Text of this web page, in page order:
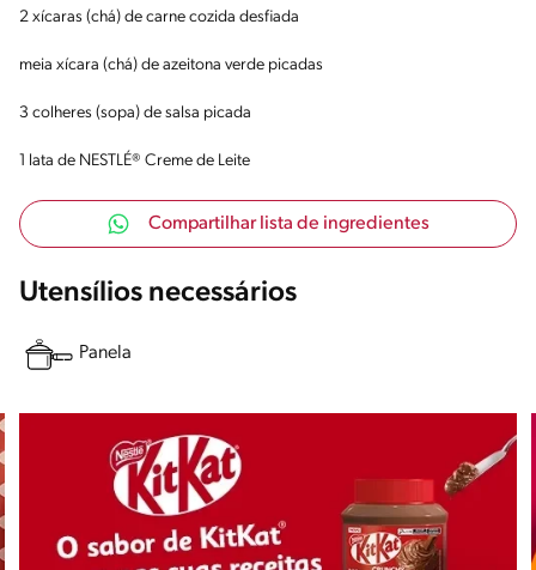
2 xícaras (chá) de carne cozida desfiada
meia xícara (chá) de azeitona verde picadas
3 colheres (sopa) de salsa picada
1 lata de NESTLÉ® Creme de Leite
Compartilhar lista de ingredientes
Utensílios necessários
Panela